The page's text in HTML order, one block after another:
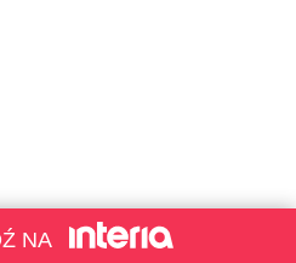
NA